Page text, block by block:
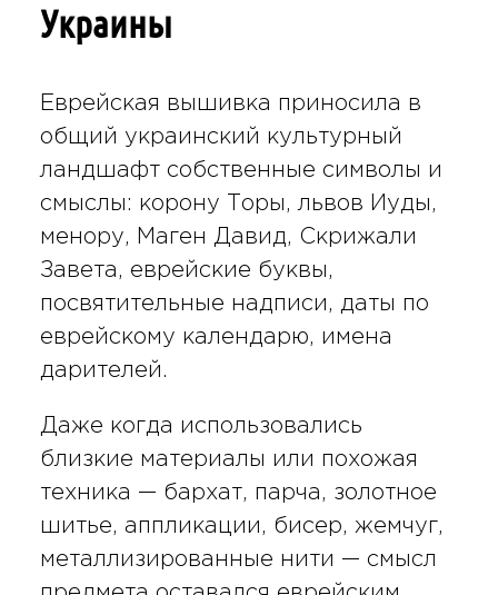
Украины
Еврейская вышивка приносила в
общий украинский культурный
ландшафт собственные символы и
смыслы: корону Торы, львов Иуды,
менору, Маген Давид, Скрижали
Завета, еврейские буквы,
посвятительные надписи, даты по
еврейскому календарю, имена
дарителей.
Даже когда использовались
близкие материалы или похожая
техника — бархат, парча, золотное
шитье, аппликации, бисер, жемчуг,
металлизированные нити — смысл